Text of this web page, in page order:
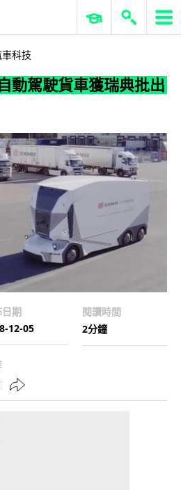
ERP 與商業 AI
科技
動駕駛貨車獲瑞典批出
期
12-05
閱讀時間
2分鐘